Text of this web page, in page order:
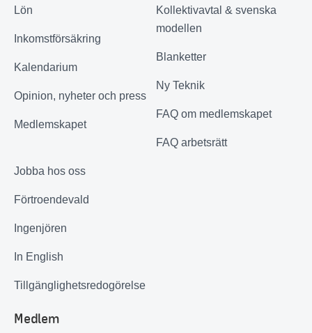
Lön
Inkomstförsäkring
Kalendarium
Opinion, nyheter och press
Medlemskapet
Kollektivavtal & svenska
modellen
Blanketter
Ny Teknik
FAQ om medlemskapet
FAQ arbetsrätt
Jobba hos oss
Förtroendevald
Ingenjören
In English
Tillgänglighetsredogörelse
Medlem